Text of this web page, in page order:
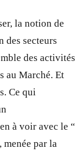
la notion de
des secteurs
des activités
au Marché. Et
Ce qui
à voir avec le “
menée par la